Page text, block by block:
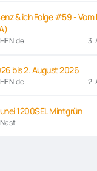
& ich Folge #59 - Vom
3.
bis 2. August 2026
2.
1200SEL Mintgrün